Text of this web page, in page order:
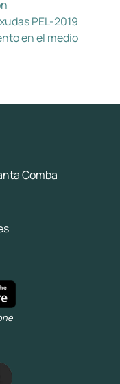
PEL-2019
en el medio
Comba